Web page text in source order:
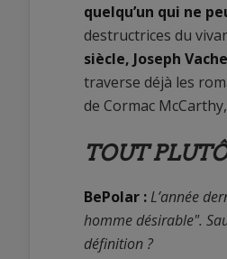
quelqu’un qui ne
destructrices du
siècle, Joseph
traverse déjà les
de Cormac McCarthy,
TOUT
BePolar : L’année
homme désirable".
définition ?